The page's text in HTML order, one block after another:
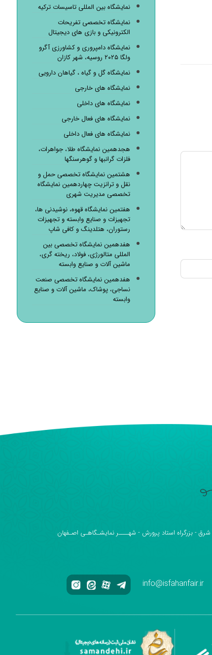
نمایشگاه بین المللی تاسیسات ترکیه
نمایشگاه تخصصی تفریحات
الکترونیکی و بازی های دیجیتال
نمایشگاه دامپروری و کشاورزی آگرو
ولگا ۲۰۲۵ روسیه، شهر کازان
نمایشگاه گل و گیاه ، گیاهان دارویی
نمایشگاه های خارجی
نمایشگاه های داخلی
نمایشگاه های فعال خارجی
نمایشگاه های فعال داخلی
هجدهمین نمایشگاه طلا، جواهرات،
فلزات گرانبها و گوهرسنگها
هشتمین نمایشگاه تخصصی حمل و
نقل و ترانزیت چهاردهمین نمایشگاه
تخصصی مدیریت شهری
هفتمین نمایشگاه قهوه، نوشیدنی ها،
تجهیزات و صنایع وابسته و تجهیزات
رستوران، هتلدینگ و کافی شاپ
هفدهمین نمایشگاه تخصصی بین
المللی متالورژی، فولاد، ریخته گری،
ماشین آلات و صنایع وابسته
هفدهمین نمایشگاه تخصصی صنعت
نساجی، پوشاک، ماشین آلات و صنایع
وابسته
- بزرگراه استاد پرورش - شهــــر نمایشـگاهـی اصـفهان
info@isfahanfair.ir